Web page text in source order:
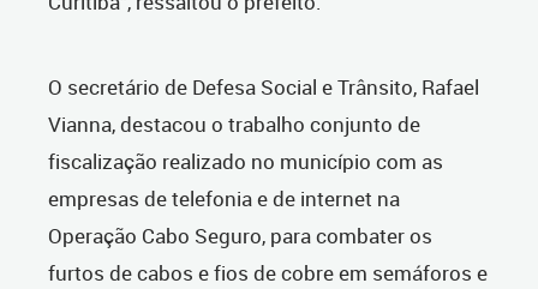
O secretário de Defesa Social e Trânsito, Rafael
Vianna, destacou o trabalho conjunto de
fiscalização realizado no município com as
empresas de telefonia e de internet na
Operação Cabo Seguro, para combater os
furtos de cabos e fios de cobre em semáforos e